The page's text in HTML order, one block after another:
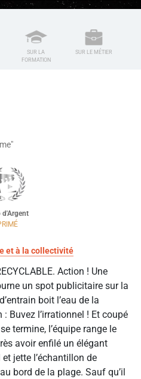
SUR LA
FORMATION
SUR LE MÉTIER
d'Argent
et à la collectivité
Action ! Une
un spot publicitaire sur la
boit l’eau de la
Buvez l’irrationnel ! Et coupé
termine, l’équipe range le
avoir enfilé un élégant
jette l’échantillon de
bord de la plage. Sauf qu’il